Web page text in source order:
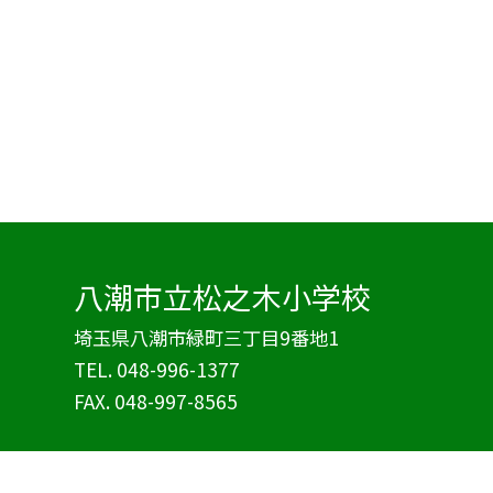
八潮市立松之木小学校
埼玉県八潮市緑町三丁目9番地1
TEL. 048-996-1377
FAX. 048-997-8565